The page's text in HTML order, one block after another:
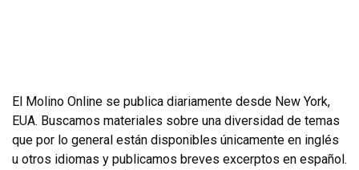
El Molino Online se publica diariamente desde New York,
EUA. Buscamos materiales sobre una diversidad de temas
que por lo general están disponibles únicamente en inglés
u otros idiomas y publicamos breves excerptos en español.